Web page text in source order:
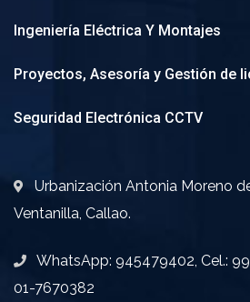
Ingeniería Eléctrica Y Montajes
Proyectos, Asesoría y Gestión de
Seguridad Electrónica CCTV
Urbanización Antonia Moreno
Ventanilla, Callao.
WhatsApp: 945479402, Cel.:
01-7670382